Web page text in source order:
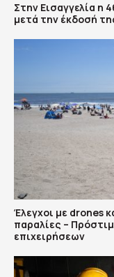
Στην Εισαγγελία η
μετά την έκδοσή
Έλεγχοι με drones
παραλίες –
επιχειρήσεων